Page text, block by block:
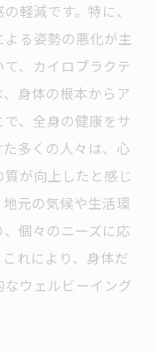
軽減です。特に、
る姿勢の悪化が主
、カイロプラクテ
身体の根本からア
、全身の健康をサ
多くの人々は、心
が向上したと感じ
元の気候や生活環
個々のニーズに応
れにより、身体だ
ウェルビーイング